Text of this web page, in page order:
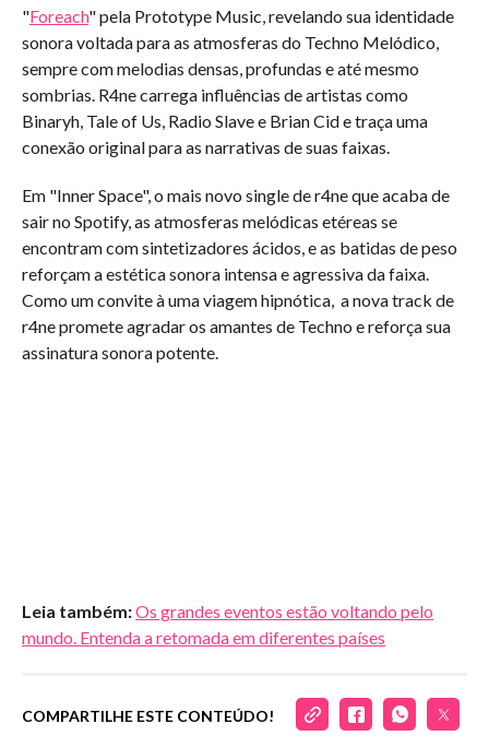
"Foreach" pela Prototype Music, revelando sua identidade
sonora voltada para as atmosferas do Techno Melódico,
sempre com melodias densas, profundas e até mesmo
sombrias. R4ne carrega influências de artistas como
Binaryh, Tale of Us, Radio Slave e Brian Cid e traça uma
conexão original para as narrativas de suas faixas.
Em "Inner Space", o mais novo single de r4ne que acaba de
sair no Spotify, as atmosferas melódicas etéreas se
encontram com sintetizadores ácidos, e as batidas de peso
reforçam a estética sonora intensa e agressiva da faixa.
Como um convite à uma viagem hipnótica, a nova track de
r4ne promete agradar os amantes de Techno e reforça sua
assinatura sonora potente.
Leia também:Os grandes eventos estão voltando pelo
mundo. Entenda a retomada em diferentes países
COMPARTILHE ESTE CONTEÚDO!